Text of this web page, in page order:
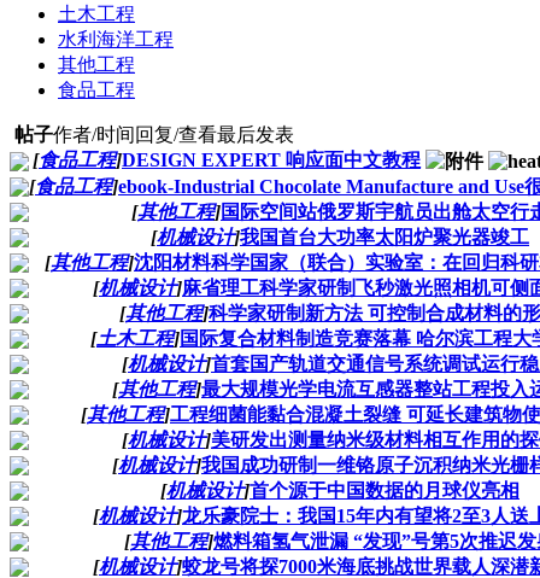
土木工程
水利海洋工程
其他工程
食品工程
帖子作者/时间 回复/查看最后发表
[食品工程]DESIGN EXPERT 响应面中文教程
[食品工程]ebook-Industrial Chocolate Manufacture and Use
[其他工程]国际空间站俄罗斯宇航员出舱太空行
[机械设计]我国首台大功率太阳炉聚光器竣工
[其他工程]沈阳材料科学国家（联合）实验室：在回归科
[机械设计]麻省理工科学家研制飞秒激光照相机可侧
[其他工程]科学家研制新方法 可控制合成材料的
[土木工程]国际复合材料制造竞赛落幕 哈尔滨工程大
[机械设计]首套国产轨道交通信号系统调试运行
[其他工程]最大规模光学电流互感器整站工程投入
[其他工程]工程细菌能黏合混凝土裂缝 可延长建筑物
[机械设计]美研发出测量纳米级材料相互作用的
[机械设计]我国成功研制一维铬原子沉积纳米光栅
[机械设计]首个源于中国数据的月球仪亮相
[机械设计]龙乐豪院士：我国15年内有望将2至3人送
[其他工程]燃料箱氢气泄漏 “发现”号第5次推迟发
[机械设计]蛟龙号将探7000米海底挑战世界载人深潜